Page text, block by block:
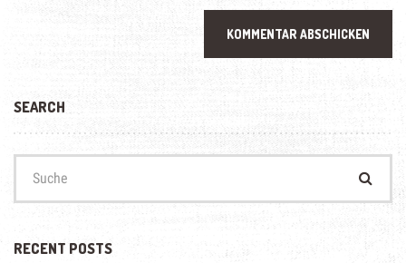
SEARCH
nach:
RECENT POSTS